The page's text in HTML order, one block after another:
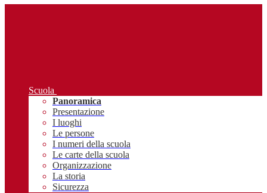
Scuola
Panoramica
Presentazione
I luoghi
Le persone
I numeri della scuola
Le carte della scuola
Organizzazione
La storia
Sicurezza